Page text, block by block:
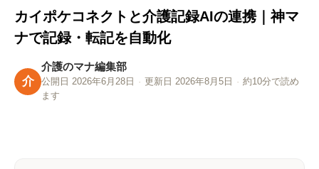
カイポケコネクトと介護記録AIの連携｜神マ
ナで記録・転記を自動化
介
介護のマナ編集部
公開日 2026年6月28日 · 更新日 2026年8月5日 · 約10分で読め
ます